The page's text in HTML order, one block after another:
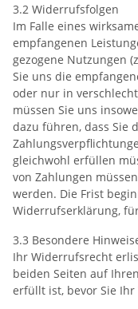
3.2 Widerrufsfolgen
Im Falle eines
empfangenen
gezogene Nutzungen
Sie uns die
oder nur in
müssen Sie uns
dazu führen, dass Sie
gleichwohl erfüllen
von Zahlungen
werden. Die Frist
Widerrufserklärung,
3.3 Besondere
Ihr Widerrufsrecht
beiden Seiten auf
erfüllt ist, bevor Sie